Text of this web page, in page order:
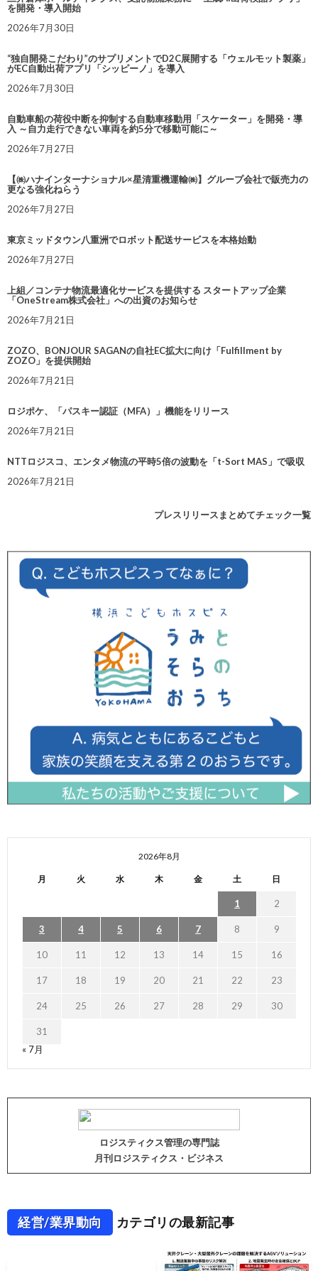
を開発・導入開始
2026年7月30日
“独自開発こだわり”のサプリメントでD2C展開する「ウェルモット製薬」
がEC自動出荷アプリ「シッピーノ」を導入
2026年7月30日
自動車船の荷役中断を抑制する自動車移動用「スケーター」を開発・導
入 ～自力走行できない車両を約5分で移動可能に～
2026年7月27日
【㈱ハナインターナショナル×星清重機運輸㈱】グループ会社で販売力の
更なる強化ねらう
2026年7月27日
東京ミッドタウン八重洲でロボット配送サービスを本格始動
2026年7月27日
上組／コンテナ物流最適化サービスを提供する スタートアップ企業
「OneStream株式会社」への出資のお知らせ
2026年7月21日
ZOZO、BONJOUR SAGANの自社EC拡大に向け「Fulfillment by
ZOZO」を提供開始
2026年7月21日
ロジポケ、「パスキー認証（MFA）」機能をリリース
2026年7月21日
NTTロジスコ、エンタメ物流の平時5倍の波動を「t-Sort MAS」で吸収
2026年7月21日
プレスリリースまとめてチェック一覧
2026年8月
月 火 水 木 金 土 日
1 2
3 4 5 6 7 8 9
10 11 12 13 14 15 16
17 18 19 20 21 22 23
24 25 26 27 28 29 30
31
« 7月
ロジスティクス管理の専門誌
月刊ロジスティクス・ビジネス
経営/業界動向 カテゴリの最新記事